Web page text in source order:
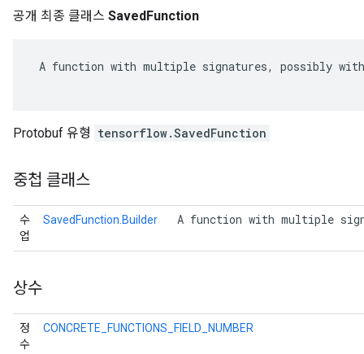
공개 최종 클래스 SavedFunction
A function with multiple signatures, possibly with
Protobuf 유형 tensorflow.SavedFunction
중첩 클래스
수
업
SavedFunction.Builder A function with multiple
상수
정
수
CONCRETE_FUNCTIONS_FIELD_NUMBER